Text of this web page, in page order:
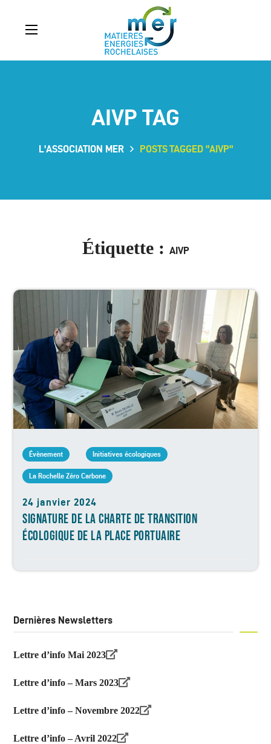
AIVP TAG
L'ASSOCIATION MER POSTS TAGGED "AIVP"
Étiquette : AIVP
Évènement Initiatives écologiques
La Rochelle Zéro Carbone
24 janvier 2024
SIGNATURE DE LA CHARTE DE TRANSITION
ÉCOLOGIQUE DE LA PLACE PORTUAIRE
Dernières Newsletters
Lettre d’info Mai 2023
Lettre d’info – Mars 2023
Lettre d’info – Novembre 2022
Lettre d’info – Avril 2022